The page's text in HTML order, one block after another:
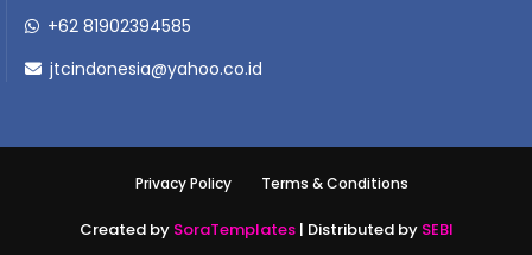
+62 81902394585
jtcindonesia@yahoo.co.id
Privacy Policy Terms & Conditions
Created by SoraTemplates| Distributed by SEBI